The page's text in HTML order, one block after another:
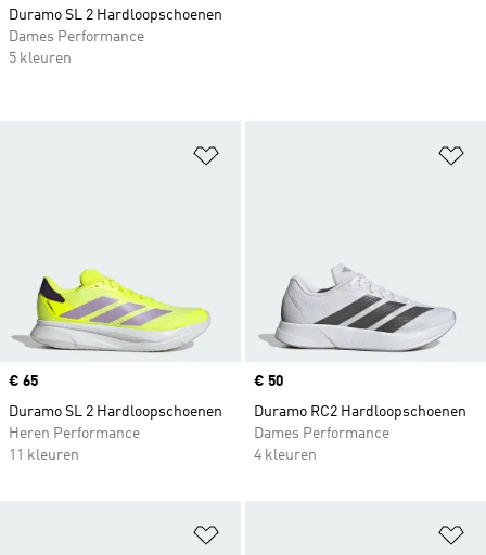
Price
€ 65
Duramo SL 2 Hardloopschoenen
Heren Performance
11 kleuren
Price
€ 50
Duramo RC2 Hardloopschoenen
Dames Performance
4 kleuren
Duramo SL 2 Hardloopschoenen
Dames Performance
5 kleuren